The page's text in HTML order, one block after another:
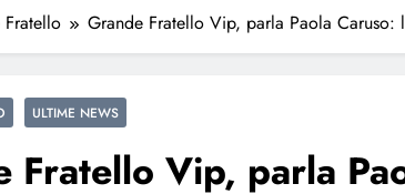
Grande Fratello Vip, parla Paola Caruso:
ULTIME NEWS
Fratello Vip, parla